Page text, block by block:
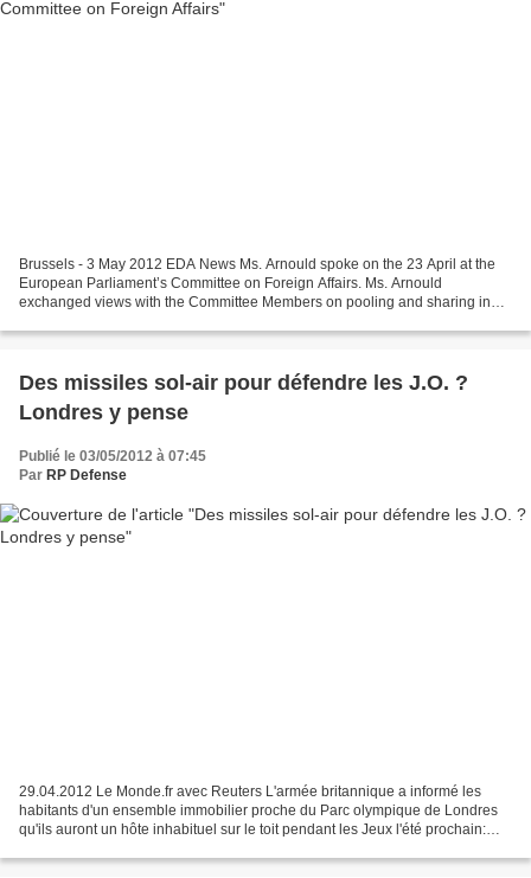
Brussels - 3 May 2012 EDA News Ms. Arnould spoke on the 23 April at the
European Parliament’s Committee on Foreign Affairs. Ms. Arnould
exchanged views with the Committee Members on pooling and sharing in
Des missiles sol-air pour défendre les J.O. ?
Londres y pense
Publié le 03/05/2012 à 07:45
Par RP Defense
29.04.2012 Le Monde.fr avec Reuters L'armée britannique a informé les
habitants d'un ensemble immobilier proche du Parc olympique de Londres
qu'ils auront un hôte inhabituel sur le toit pendant les Jeux l'été prochain: